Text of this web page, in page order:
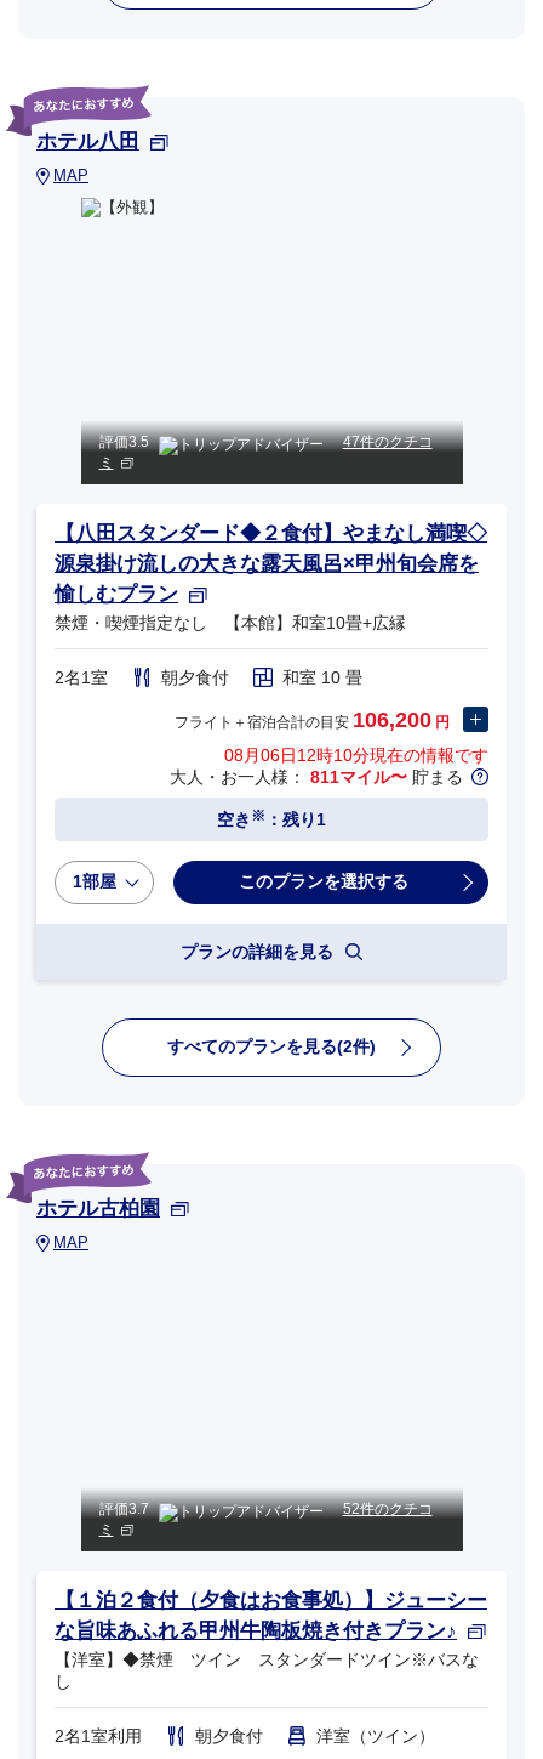
ホテル八田
MAP
評価3.5
47件のクチコ
ミ
【八田スタンダード◆２食付】やまなし満喫◇
源泉掛け流しの大きな露天風呂×甲州旬会席を
愉しむプラン
禁煙・喫煙指定なし 【本館】和室10畳+広縁
2名1室 朝夕食付 和室 10 畳
フライト＋宿泊合計の目安 106,200 円
08月06日12時10分現在の情報です
大人・お一人様： 811マイル〜 貯まる
空き ※ ：残り1
1部屋
プランの詳細を見る
すべてのプランを見る(2件)
ホテル古柏園
MAP
評価3.7
52件のクチコ
ミ
【１泊２食付（夕食はお食事処）】ジューシー
な旨味あふれる甲州牛陶板焼き付きプラン♪
【洋室】◆禁煙 ツイン スタンダードツイン※バスな
し
2名1室利用 朝夕食付 洋室（ツイン）